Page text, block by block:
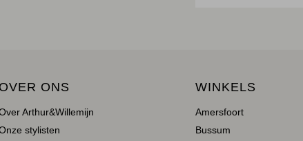
OVER ONS
Arthur&Willemijn
stylisten
WINKELS
Amersfoort
Bussum